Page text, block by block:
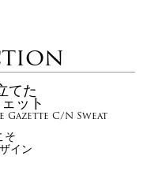
てた
ット
Gazette C/N Sweat
そ
イン